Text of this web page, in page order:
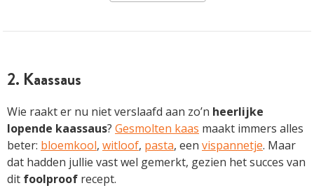
2. Kaassaus
Wie raakt er nu niet verslaafd aan zo’n heerlijke
lopende kaassaus? Gesmolten kaas maakt immers alles
beter: bloemkool, witloof, pasta, een vispannetje. Maar
dat hadden jullie vast wel gemerkt, gezien het succes van
dit foolproof recept.